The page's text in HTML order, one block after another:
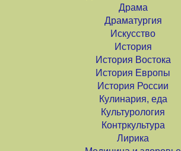
Драма
Драматургия
Искусство
История
История Востока
История Европы
История России
Кулинария, еда
Культурология
Контркультура
Лирика